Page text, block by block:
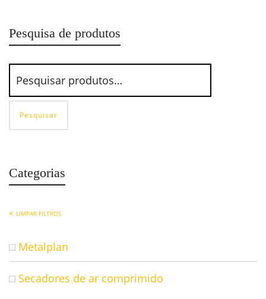
Pesquisa de produtos
Pesquisar
Categorias
LIMPAR FILTROS
Metalplan
Secadores de ar comprimido